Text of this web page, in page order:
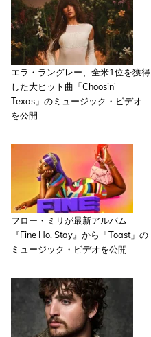
エラ・ラングレー、全米1位を獲得
した大ヒット曲「Choosin'
Texas」のミュージック・ビデオ
を公開
フロー・ミリが最新アルバム
『Fine Ho, Stay』から「Toast」の
ミュージック・ビデオを公開